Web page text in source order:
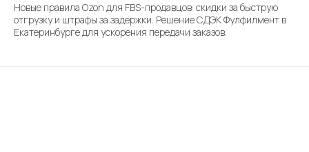
Новые правила Ozon для FBS-продавцов: скидки за быструю
отгрузку и штрафы за задержки. Решение СДЭК Фулфилмент в
Екатеринбурге для ускорения передачи заказов.